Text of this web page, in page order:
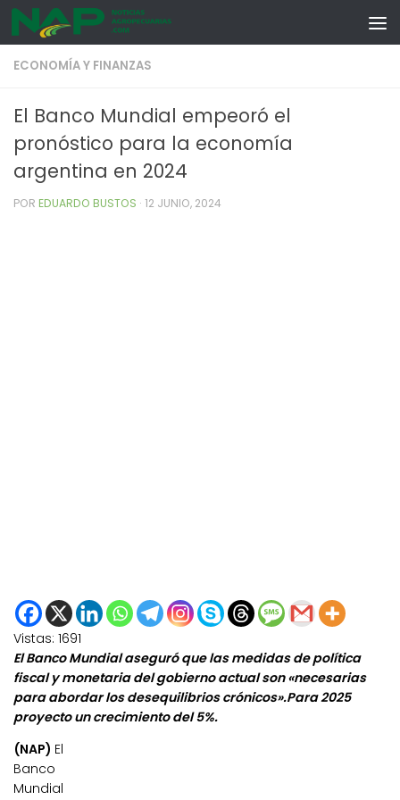
Skip to content
ECONOMÍA Y FINANZAS
El Banco Mundial empeoró el
pronóstico para la economía
argentina en 2024
POR EDUARDO BUSTOS · 12 JUNIO, 2024
Vistas: 1691
El Banco Mundial aseguró que las medidas de política
fiscal y monetaria del gobierno actual son «necesarias
para abordar los desequilibrios crónicos».Para 2025
proyecto un crecimiento del 5%.
(NAP) El
Banco
Mundial